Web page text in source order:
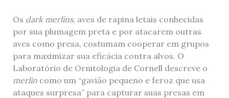
Os dark merlins, aves de rapina letais conhecidas
por sua plumagem preta e por atacarem outras
aves como presa, costumam cooperar em grupos
para maximizar sua eficácia contra alvos. O
Laboratório de Ornitologia de Cornell descreve o
merlincomo um “gavião pequeno e feroz que usa
ataques surpresa” para capturar suas presas em